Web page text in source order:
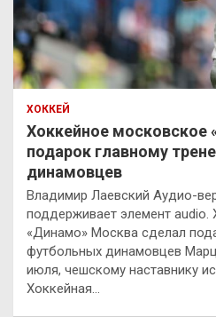
ХОККЕЙ
Хоккейное московское
подарок главному
динамовцев
Владимир Лаевский Аудио-
поддерживает элемент audio.
«Динамо» Москва сделал
футбольных динамовцев
июля, чешскому наставнику
Хоккейная…